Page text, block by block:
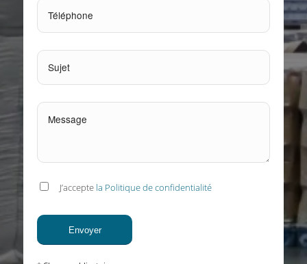
J’accepte la Politique de confidentialité